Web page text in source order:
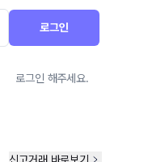
로그인
로그인 해주세요.